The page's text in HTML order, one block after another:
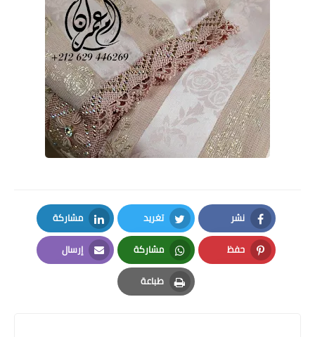
نشر
Facebook
تغريد
Twitter
مشاركة
LinkedIn
حفظ
Pinterest
مشاركة
Whatsapp
إرسال
Email
طباعة
Print